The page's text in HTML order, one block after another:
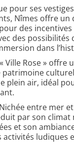
pour ses
Nîmes offre un
des
des possibilités
dans
Ville Rose » offre
patrimoine
plein air, idéal
entre mer
par son climat
et son
activités ludiques